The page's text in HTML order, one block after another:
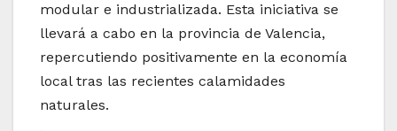
modular e industrializada. Esta iniciativa se
llevará a cabo en la provincia de Valencia,
repercutiendo positivamente en la economía
local tras las recientes calamidades
naturales.